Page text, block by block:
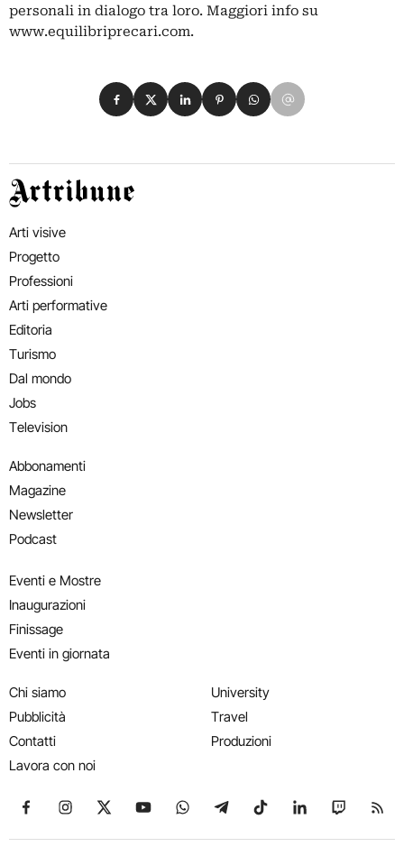
personali in dialogo tra loro. Maggiori info su
www.equilibriprecari.com.
Condividi su Facebook
Condividi su X
Condividi su LinkedIn
Condividi su Pinterest
Condividi su WhatsApp
Condividi su Email
Artribune
Arti visive
Progetto
Professioni
Arti performative
Editoria
Turismo
Dal mondo
Jobs
Television
Abbonamenti
Magazine
Newsletter
Podcast
Eventi e Mostre
Inaugurazioni
Finissage
Eventi in giornata
Chi siamo
Pubblicità
Contatti
Lavora con noi
University
Travel
Produzioni
Seguici su Facebook
Seguici su Instagram
Seguici su X
Seguici su YouTube
Seguici su WhatsApp
Seguici su Telegram
Seguici su TikTok
Seguici su
Seguici